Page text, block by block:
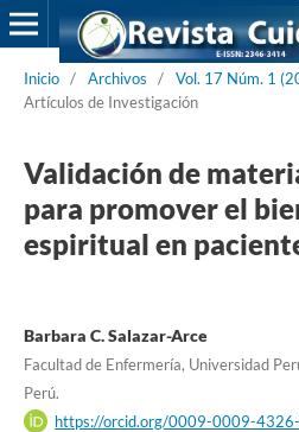
Inicio / Archivos / Vol. 17 Núm. 1
Artículos de Investigación
Validación de
para promover el
espiritual en
Barbara C. Salazar-Arce
Facultad de Enfermería, Universidad
Perú.
https://orcid.org/0009-0009-